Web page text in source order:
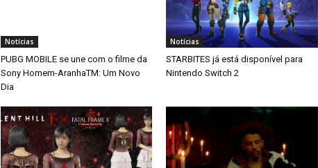
Notícias
PUBG MOBILE se une com o filme da
Sony Homem-AranhaTM: Um Novo
Dia
Notícias
STARBITES já está disponível para
Nintendo Switch 2